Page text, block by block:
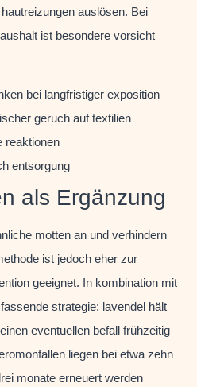
auslösen. Bei
ist besondere vorsicht
bei langfristiger exposition
geruch auf textilien
reaktionen
entsorgung
als Ergänzung
motten an und verhindern
ist jedoch eher zur
geeignet. In kombination mit
strategie: lavendel hält
eventuellen befall frühzeitig
liegen bei etwa zehn
monate erneuert werden